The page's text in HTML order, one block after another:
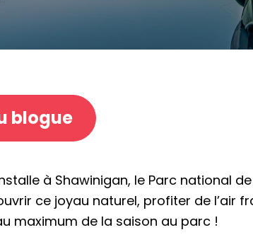
blogue
à Shawinigan, le Parc national
ce joyau naturel, profiter de l’air
maximum de la saison au parc !